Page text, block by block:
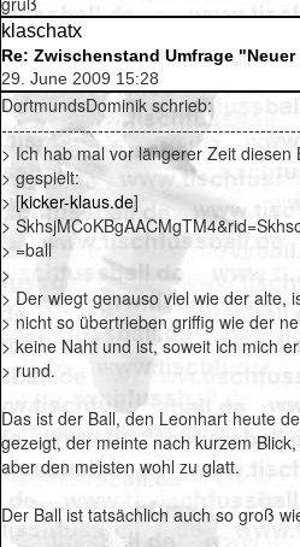
klaschatx
Re: Zwischenstand Umfrage
29. June 2009 15:28
DortmundsDominik schrieb:
> Ich hab mal vor längerer Zeit diesen
> gespielt:
> [kicker-klaus.de]
>
> =ball
>
> Der wiegt genauso viel wie der alte,
> nicht so übertrieben griffig wie der
> keine Naht und ist, soweit ich mich
> rund.
Das ist der Ball, den Leonhart heute
gezeigt, der meinte nach kurzem
aber den meisten wohl zu glatt.
Der Ball ist tatsächlich auch so groß